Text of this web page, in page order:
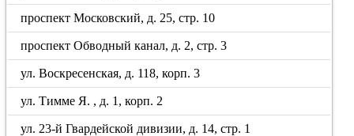
проспект Московский, д. 25, стр. 10
проспект Обводный канал, д. 2, стр. 3
ул. Воскресенская, д. 118, корп. 3
ул. Тимме Я. , д. 1, корп. 2
ул. 23-й Гвардейской дивизии, д. 14, стр. 1